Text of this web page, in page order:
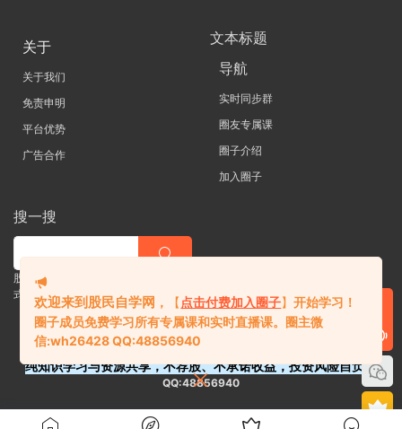
关于
关于我们
免责申明
平台优势
广告合作
文本标题
导航
实时同步群
圈友专属课
圈子介绍
加入圈子
搜一搜
股票 |直播| 外汇| 期货 |金融理财一站
式学习平台
纯知识学习与资源共享，不荐股、不承诺收益，投资风险自负。
QQ:48856940
欢迎来到股民自学网 ， 【 点击付费加入圈子】开始学习！
圈子成员免费学习所有专属课和实时直播课。 圈主微
信:wh26428 QQ:48856940